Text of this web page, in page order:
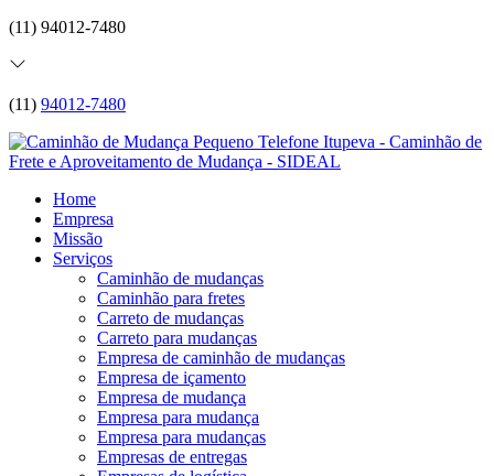
(11) 94012-7480
(11) 94012-7480
Home
Empresa
Missão
Serviços
Caminhão de mudanças
Caminhão para fretes
Carreto de mudanças
Carreto para mudanças
Empresa de caminhão de mudanças
Empresa de içamento
Empresa de mudança
Empresa para mudança
Empresa para mudanças
Empresas de entregas